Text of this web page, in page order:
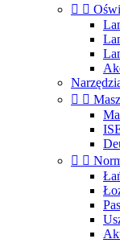
 
 
 